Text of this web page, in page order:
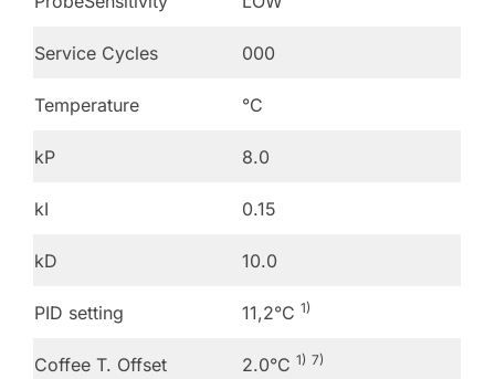
Service Cycles 000
Temperature °C
kP 8.0
kI 0.15
kD 10.0
PID setting 11,2°C 1)
Coffee T. Offset 2.0°C 1) 7)